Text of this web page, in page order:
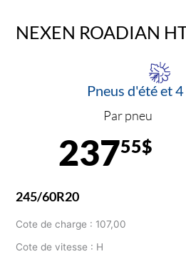
NEXEN ROADIAN
Pneus d'été et
Par pneu
23755$
245/60R20
Cote de charge : 107,00
Cote de vitesse : H